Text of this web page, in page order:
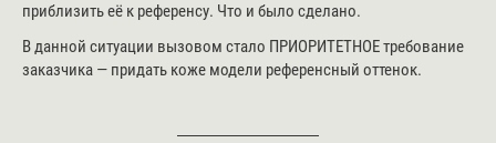
приблизить её к референсу. Что и было сделано.
В данной ситуации вызовом стало ПРИОРИТЕТНОЕ требование
заказчика — придать коже модели референсный оттенок.